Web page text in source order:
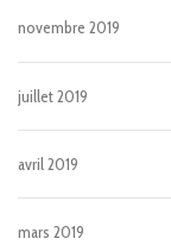
novembre 2019
juillet 2019
avril 2019
mars 2019